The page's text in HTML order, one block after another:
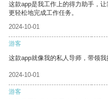
这款app是我工作上的得力助手，
更轻松地完成工作任务。
2024-10-01
游客
这款app就像我的私人导师，带领我
2024-10-01
游客